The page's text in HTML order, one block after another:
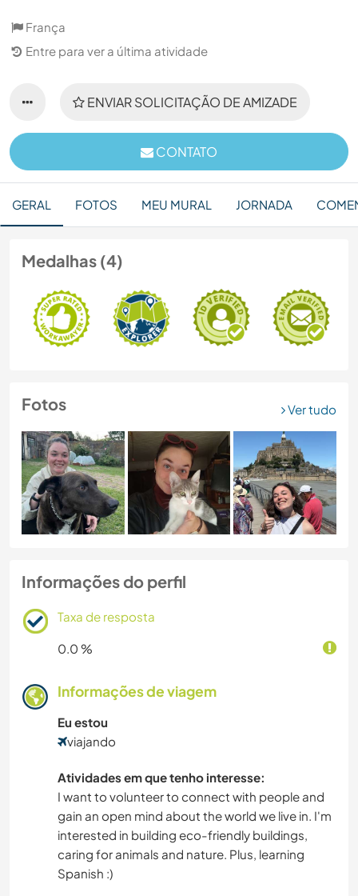
França
Entre para ver a última atividade
ENVIAR SOLICITAÇÃO DE AMIZADE
CONTATO
GERAL FOTOS MEU MURAL JORNADA
Medalhas (4)
Fotos Ver tudo
Informações do perfil
Taxa de resposta
0.0 %
Informações de viagem
Eu estou
viajando
Atividades em que tenho interesse:
I want to volunteer to connect with people and
gain an open mind about the world we live in. I'm
interested in building eco-friendly buildings,
caring for animals and nature. Plus, learning
Spanish :)